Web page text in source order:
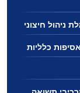
ניהול חיצוני
כלליות